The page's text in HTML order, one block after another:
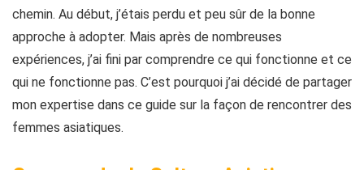
chemin. Au début, j’étais perdu et peu sûr de la bonne
approche à adopter. Mais après de nombreuses
expériences, j’ai fini par comprendre ce qui fonctionne et ce
qui ne fonctionne pas. C’est pourquoi j’ai décidé de partager
mon expertise dans ce guide sur la façon de rencontrer des
femmes asiatiques.